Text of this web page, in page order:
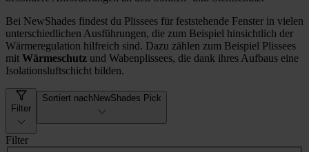
Bei NewShades findest du Plissees für feststehende Fenster in vielen
unterschiedlichen Ausführungen, die zum Beispiel hinsichtlich der
Wärmeregulation hilfreich sind. Dazu zählen zum Beispiel Plissees
mit Wärmeschutz und Wabenplissees, die dank ihres Aufbaus eine
Isolationsluftschicht bilden.
Filter
Sortiert nachNewShades Pick
Filter